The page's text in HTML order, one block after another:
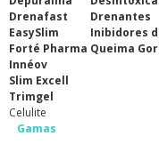
Drenafast
EasySlim
Forté Pharma
Innéov
Slim Excell
Trimgel
Drenantes
Inibidores
Queima
Celulite
Gamas